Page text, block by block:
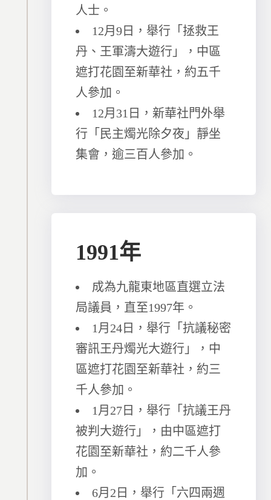
人士。
12月9日，舉行「拯救王
丹、王軍濤大遊行」，中區
遮打花園至新華社，約五千
人參加。
12月31日，新華社門外舉
行「民主燭光除夕夜」靜坐
集會，逾三百人參加。
1991年
成為九龍東地區直選立法
局議員，直至1997年。
1月24日，舉行「抗議秘密
審訊王丹燭光大遊行」，中
區遮打花園至新華社，約三
千人參加。
1月27日，舉行「抗議王丹
被判大遊行」，由中區遮打
花園至新華社，約二千人參
加。
6月2日，舉行「六四兩週